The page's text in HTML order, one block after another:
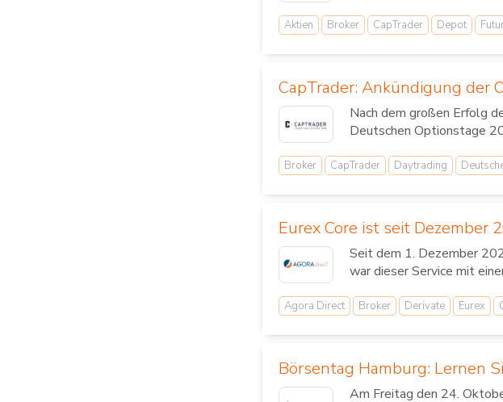
Aktien Broker CapTrader Depot
CapTrader: Ankündigung der
Nach dem großen Erfolg
Deutschen Optionstage
Broker CapTrader Daytrading
Eurex Core ist seit Dezember
Seit dem 1. Dezember
war dieser Service mit
Agora Direct Broker Derivate Eurex
Börsentag Hamburg: Lernen
Am Freitag den 24.